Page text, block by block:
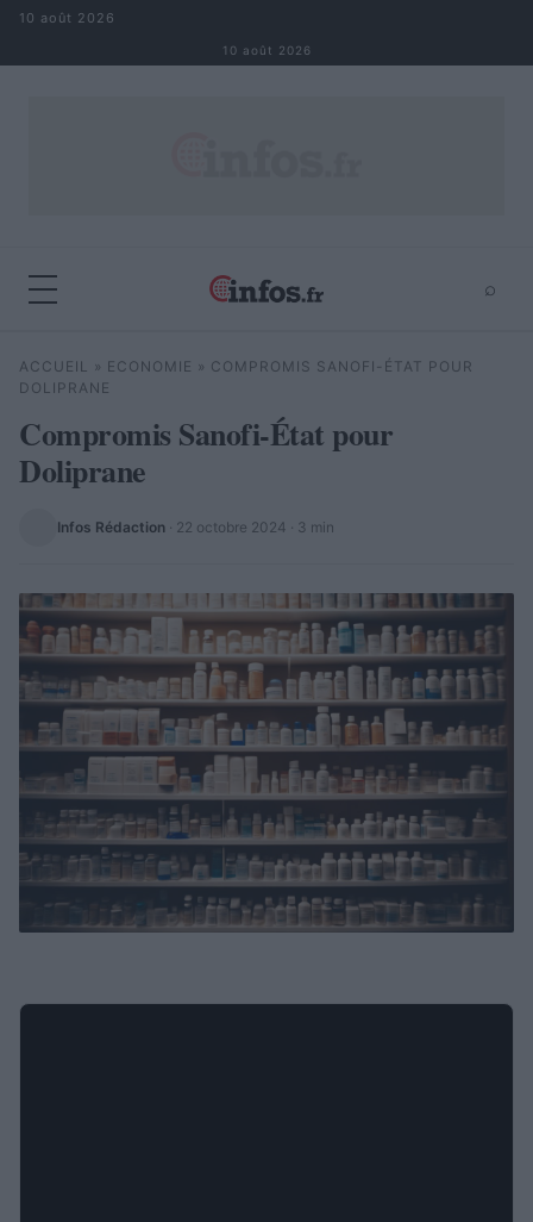
Aller au contenu
10 août 2026
10 août 2026
⌕
Rechercher ⌕
ACCUEIL » ECONOMIE » COMPROMIS SANOFI-ÉTAT POUR
DOLIPRANE
Compromis Sanofi-État pour
Doliprane
Infos Rédaction · 22 octobre 2024 · 3 min